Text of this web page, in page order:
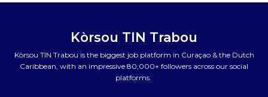
Kòrsou TIN Trabou
Kòrsou TIN Trabou is the biggest job platform in Curaçao & the Dutch
Caribbean, with an impressive 80,000+ followers across our social
platforms.